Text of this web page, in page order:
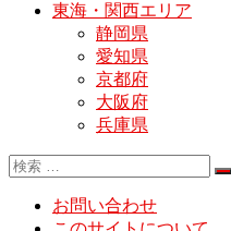
東海・関西エリア
静岡県
愛知県
京都府
大阪府
兵庫県
お問い合わせ